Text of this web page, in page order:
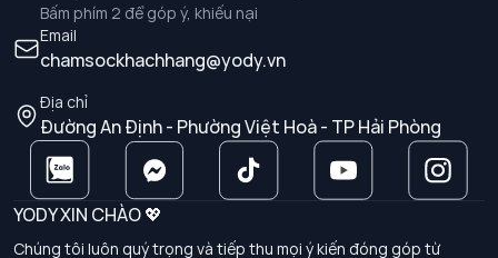
Bấm phím 2 để góp ý, khiếu nại
Email
chamsockhachhang@yody.vn
Địa chỉ
Đường An Định - Phường Việt Hoà - TP Hải Phòng
YODY XIN CHÀO 💖
Chúng tôi luôn quý trọng và tiếp thu mọi ý kiến đóng góp từ